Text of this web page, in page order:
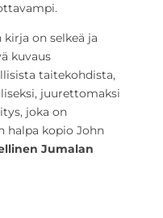
on selkeä ja
kuvaus
taitekohdista,
juurettomaksi
joka on
halpa kopio John
Jumalan